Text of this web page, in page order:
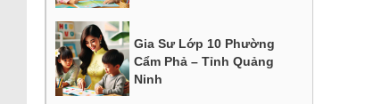
Gia Sư Lớp 10 Phường
Cẩm Phả – Tỉnh Quảng
Ninh